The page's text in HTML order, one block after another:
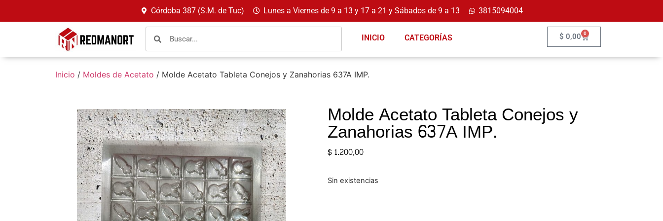
Córdoba 387 (S.M. de Tuc) Lunes a Viernes de 9 a 13 y 17 a 21 y Sábados de 9 a 13 3815094004
INICIO CATEGORÍAS $ 0,00 0
Inicio / Moldes de Acetato / Molde Acetato Tableta Conejos y Zanahorias 637A IMP.
Molde Acetato Tableta Conejos y
Zanahorias 637A IMP.
$1.200,00
Sin existencias